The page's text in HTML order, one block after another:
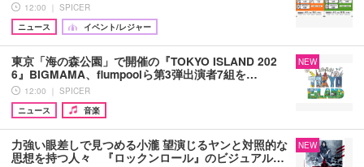
12:00 ｜ SPICER
ニュース
イベント/レジャー
東京「海の森公園」で開催の『TOKYO ISLAND 202
6』BIGMAMA、flumpoolら第3弾出演者7組を…
12:00 ｜ SPICER
ニュース
音楽
NEW
力強い眼差しで見つめる小瀧 望演じるヤンと対照的な
思想を持つ人々 『ロックンロール』のビジュアル…
NEW